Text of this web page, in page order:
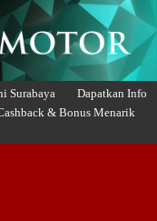
Surabaya
Dapatkan Info
& Bonus Menarik